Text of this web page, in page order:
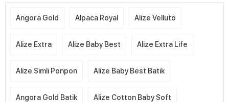
Angora Gold Alpaca Royal Alize Velluto
Alize Extra Alize Baby Best Alize Extra Life
Alize Simli Ponpon Alize Baby Best Batik
Angora Gold Batik Alize Cotton Baby Soft